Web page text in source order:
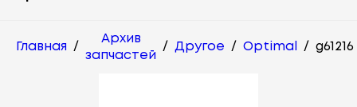
Главная /
Архив
запчастей
/ Другое / Optimal / g61216